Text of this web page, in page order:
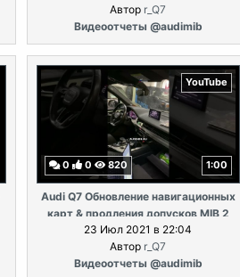
Автор r_Q7
Видеоотчеты @audimib
YouTube
0 0 820 1:00
Audi Q7 Обновление навигационных
карт & продления допусков MIB 2
23 Июл 2021 в 22:04
Автор r_Q7
Видеоотчеты @audimib